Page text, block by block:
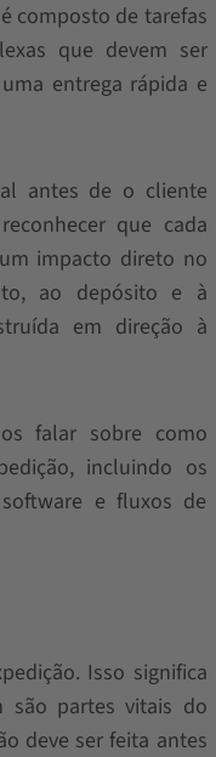
composto de tarefas
que devem ser
entrega rápida e
antes de o cliente
que cada
impacto direto no
ao depósito e à
em direção à
falar sobre como
incluindo os
e fluxos de
Isso significa
são partes vitais do
deve ser feita antes